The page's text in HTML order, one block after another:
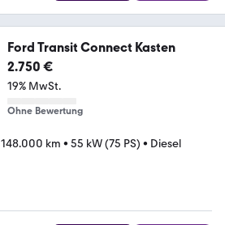
Ford Transit Connect Kasten
2.750 €
19% MwSt.
Ohne Bewertung
148.000 km • 55 kW (75 PS) • Diesel